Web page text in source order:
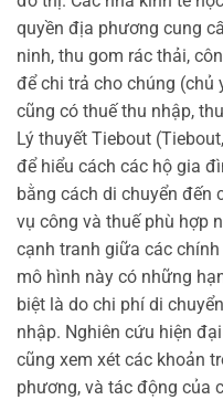
quyền địa phương cung
ninh, thu gom rác thải,
để chi trả cho chúng (chủ
cũng có thuế thu nhập,
Lý thuyết Tiebout
để hiểu cách các hộ gia
bằng cách di chuyển đến
vụ công và thuế phù hợp
cạnh tranh giữa các
mô hình này có những
biệt là do chi phí di
nhập. Nghiên cứu hiện
cũng xem xét các khoản
phương, và tác động của